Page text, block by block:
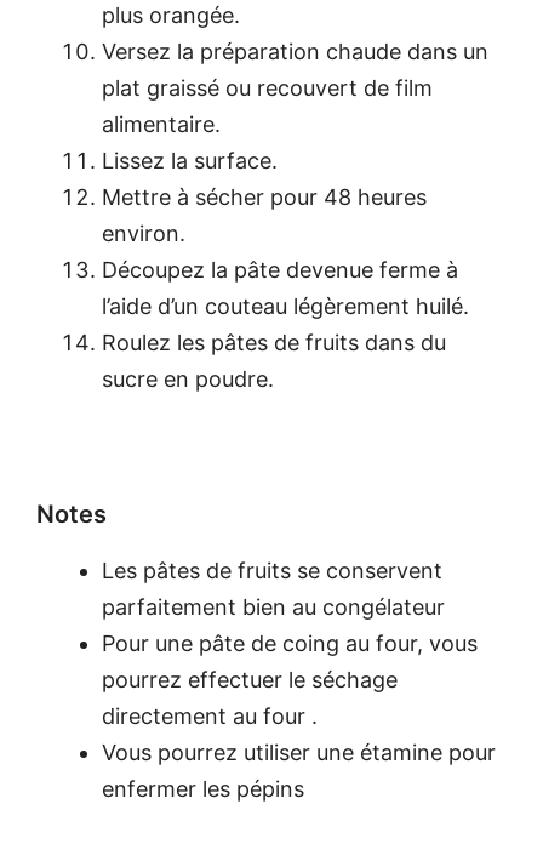
plus orangée.
Versez la préparation chaude dans un
plat graissé ou recouvert de film
alimentaire.
Lissez la surface.
Mettre à sécher pour 48 heures
environ.
Découpez la pâte devenue ferme à
l’aide d’un couteau légèrement huilé.
Roulez les pâtes de fruits dans du
sucre en poudre.
Notes
Les pâtes de fruits se conservent
parfaitement bien au congélateur
Pour une pâte de coing au four, vous
pourrez effectuer le séchage
directement au four .
Vous pourrez utiliser une étamine pour
enfermer les pépins